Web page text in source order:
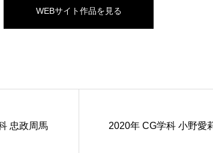
WEBサイト作品を見る
忠政周馬 2020年 CG学科 小野愛